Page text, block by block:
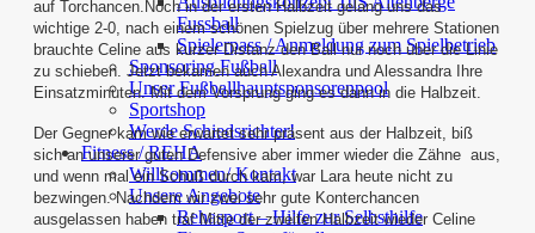
Fussball
Spielerpass / Anmeldung zum Spielbetrieb
Sponsoring Fußball
Unser Fußballhauptsponsorenpool
Sportshop
Werde Schiedsrichter!
Fitness / REHA
Willkommen/ Kontakt
Unsere Angebote
Rehasport – Hilfe zur Selbsthilfe
auf Torchancen.Noch in der ersten Halbzeit gelang uns das
wichtige 2-0, nach einemschönen Spielzug über mehrere Stationen
brauchte Celine aus kurzer Distanz den Ball nur noch über die Linie
zu schieben. Jetzt bekamen auch Alexandra und Alessandra Ihre
Einsatzminuten. Mit dem Vorsprung ging es dann in die Halbzeit.
Der Gegner kam wie erwartet sehr präsent aus der Halbzeit, biß
sich an unserer guten Defensive aber immer wieder die Zähne aus,
und wenn mal ein Schuß durch kam, war Lara heute nicht zu
bezwingen. Nachdem wir zwei sehr gute Konterchancen
ausgelassen haben traf Mitte der zweiten Halbzeit wieder Celine